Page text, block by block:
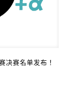
决赛名单发布！